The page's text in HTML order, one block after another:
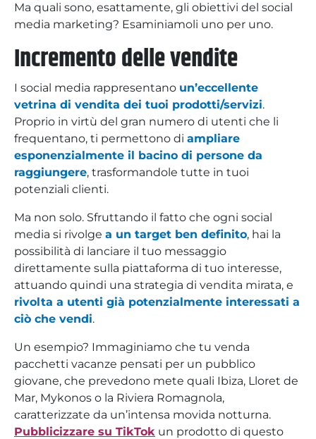
Ma quali sono, esattamente, gli obiettivi del social
media marketing? Esaminiamoli uno per uno.
Incremento delle vendite
I social media rappresentano un’eccellente
vetrina di vendita dei tuoi prodotti/servizi.
Proprio in virtù del gran numero di utenti che li
frequentano, ti permettono di ampliare
esponenzialmente il bacino di persone da
raggiungere, trasformandole tutte in tuoi
potenziali clienti.
Ma non solo. Sfruttando il fatto che ogni social
media si rivolge a un target ben definito, hai la
possibilità di lanciare il tuo messaggio
direttamente sulla piattaforma di tuo interesse,
attuando quindi una strategia di vendita mirata, e
rivolta a utenti già potenzialmente interessati a
ciò che vendi.
Un esempio? Immaginiamo che tu venda
pacchetti vacanze pensati per un pubblico
giovane, che prevedono mete quali Ibiza, Lloret de
Mar, Mykonos o la Riviera Romagnola,
caratterizzate da un’intensa movida notturna.
Pubblicizzare su TikTok un prodotto di questo